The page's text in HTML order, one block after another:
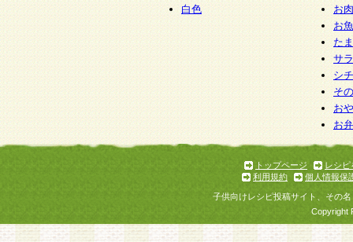
白色
お
お
た
サ
シ
そ
お
お
トップページ
レシピ
利用規約
個人情報保
子供向けレシピ投稿サイト、その
Copyright